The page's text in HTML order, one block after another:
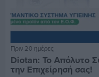
Πριν 20 ημέρες
Diotan: Το Απόλυτο
την Επιχείρησή σας!